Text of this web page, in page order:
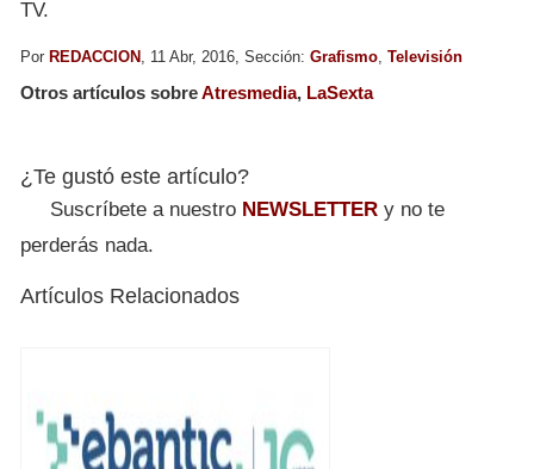
TV.
Por REDACCION , 11 Abr, 2016, Sección: Grafismo, Televisión
Otros artículos sobreAtresmedia, LaSexta
¿Te gustó este artículo?
Suscríbete a nuestro NEWSLETTER y no te
perderás nada.
Artículos Relacionados